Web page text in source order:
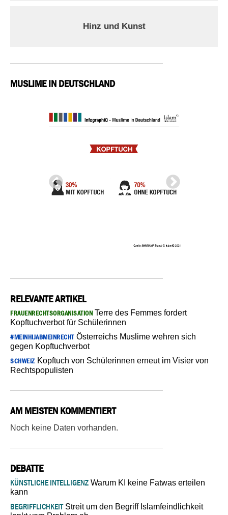
Hinz und Kunst
MUSLIME IN DEUTSCHLAND
RELEVANTE ARTIKEL
FRAUENRECHTSORGANISATION Terre des Femmes fordert
Kopftuchverbot für Schülerinnen
#MEINHIJABMEINRECHTÖsterreichs Muslime wehren sich
gegen Kopftuchverbot
SCHWEIZ Kopftuch von Schülerinnen erneut im Visier von
Rechtspopulisten
AM MEISTEN KOMMENTIERT
Noch keine Daten vorhanden.
DEBATTE
KÜNSTLICHE INTELLIGENZ Warum KI keine Fatwas erteilen
kann
BEGRIFFLICHKEITStreit um den Begriff Islamfeindlichkeit